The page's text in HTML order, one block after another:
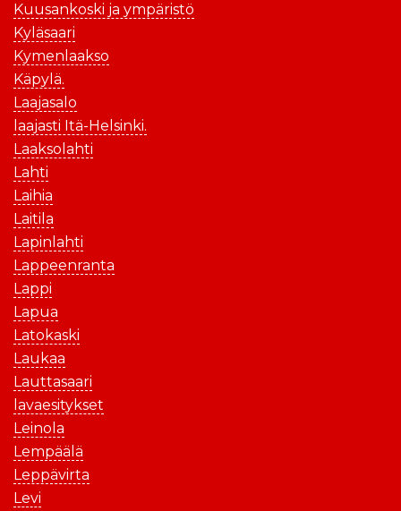
Kuusankoski ja ympäristö
Kyläsaari
Kymenlaakso
Käpylä.
Laajasalo
laajasti Itä-Helsinki.
Laaksolahti
Lahti
Laihia
Laitila
Lapinlahti
Lappeenranta
Lappi
Lapua
Latokaski
Laukaa
Lauttasaari
lavaesitykset
Leinola
Lempäälä
Leppävirta
Levi